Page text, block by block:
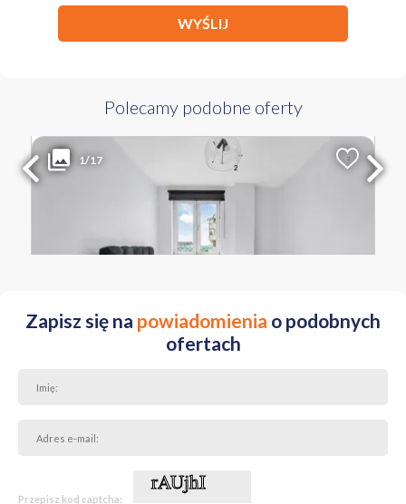
WYŚLIJ
Polecamy podobne oferty
1/17Liczba pokoi Powierzchnia
58.50 m2
Cena za m2
17 094 PLN
MAZOWIECKIE Warszawa Wola Młynów ul. Żytnia
Zapisz się na powiadomienia o podobnych
ofertach
Przepisz kod captcha: